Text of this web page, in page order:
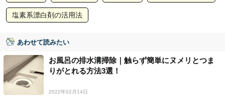
塩素系漂白剤の活用法
あわせて読みたい
お風呂の排水溝掃除｜触らず簡単にヌメリとつま
りがとれる方法3選！
2022年02月14日